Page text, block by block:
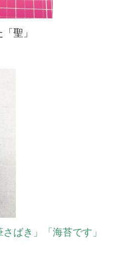
聖」
ばき」「海苔です」